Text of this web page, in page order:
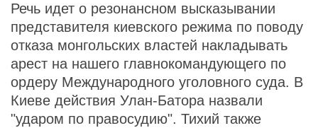
Речь идет о резонансном высказывании
представителя киевского режима по поводу
отказа монгольских властей накладывать
арест на нашего главнокомандующего по
ордеру Международного уголовного суда. В
Киеве действия Улан-Батора назвали
"ударом по правосудию". Тихий также